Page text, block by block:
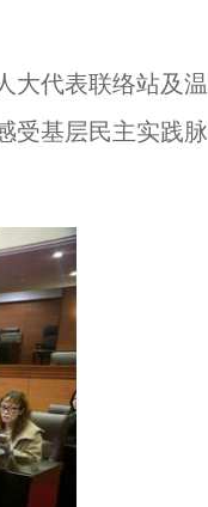
代表联络站及温
受基层民主实践脉